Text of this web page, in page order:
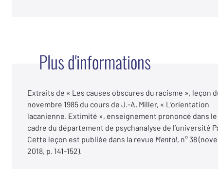
Plus d'informations
Extraits de « Les causes obscures du racisme », leçon
novembre 1985 du cours de J.-A. Miller, « L’orientation
lacanienne. Extimité », enseignement prononcé dans le
cadre du département de psychanalyse de l’université
Cette leçon est publiée dans la revue Mental, n° 38
2018, p. 141-152).